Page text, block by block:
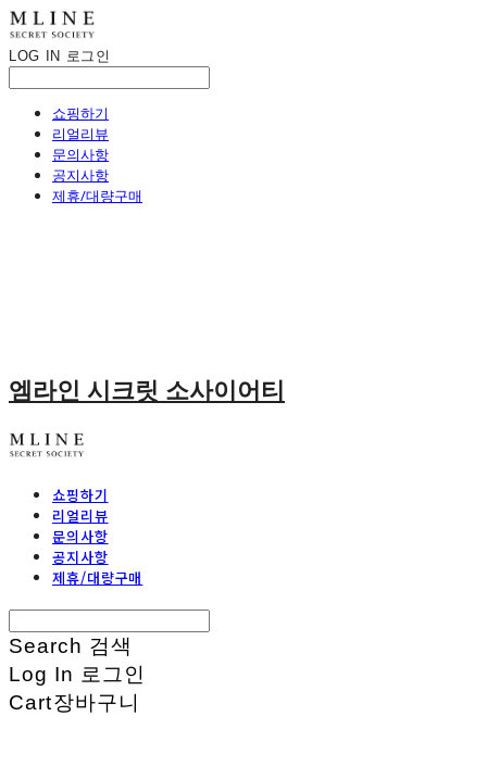
LOG IN 로그인
쇼핑하기
리얼리뷰
문의사항
공지사항
제휴/대량구매
엠라인 시크릿 소사이어티
쇼핑하기
리얼리뷰
문의사항
공지사항
제휴/대량구매
Search 검색
Log In 로그인
Cart장바구니